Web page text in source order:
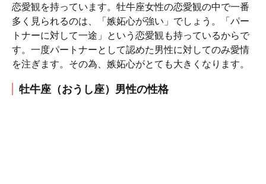
恋愛観を持っています。牡牛座女性の恋愛観の中で一番
多く見られるのは、「嫉妬心が強い」でしょう。「パー
トナーに対して一途」という恋愛観も持っているからで
す。一度パートナーとして認めた男性に対してのみ愛情
を注ぎます。その為、嫉妬心がとても大きくなります。
牡牛座（おうし座）男性の性格